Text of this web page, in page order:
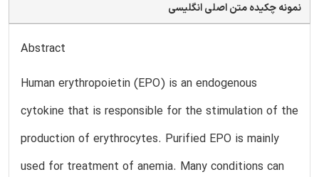
نمونه چکیده متن اصلی انگلیسی
Abstract
Human erythropoietin (EPO) is an endogenous
cytokine that is responsible for the stimulation of the
production of erythrocytes. Purified EPO is mainly
used for treatment of anemia. Many conditions can